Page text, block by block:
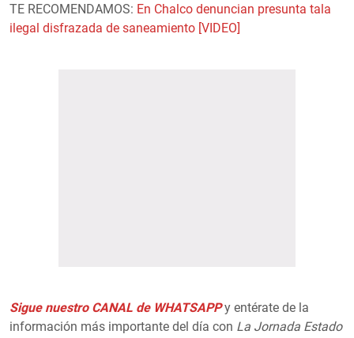
TE RECOMENDAMOS: En Chalco denuncian presunta tala
ilegal disfrazada de saneamiento [VIDEO]
Sigue nuestro CANAL de WHATSAPP y entérate de la
información más importante del día con La Jornada Estado